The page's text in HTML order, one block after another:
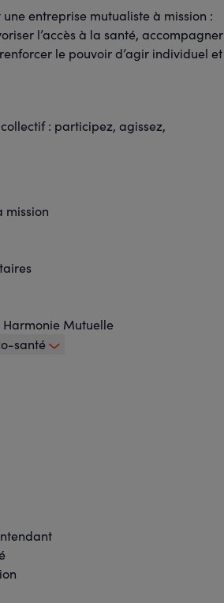
entreprise mutualiste à mission :
l’accès à la santé, accompagner
le pouvoir d’agir individuel et
: participez, agissez,
mission
Harmonie Mutuelle
santé